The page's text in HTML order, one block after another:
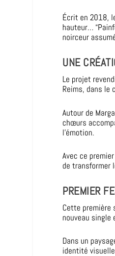
Écrit en 2018,
hauteur…
noirceur
UNE
Le projet
Reims, dans le
Autour de
chœurs
l’émotion.
Avec ce
de transformer
PREMIER
Cette première
nouveau single
Dans un
identité